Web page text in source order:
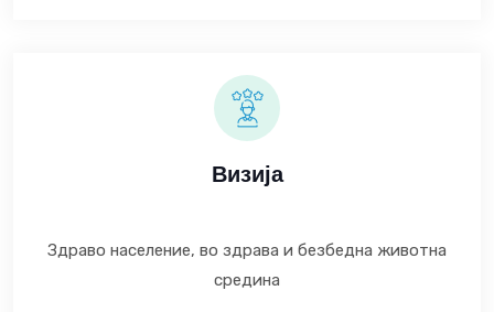
Визија
Здраво население, во здрава и безбедна животна
средина